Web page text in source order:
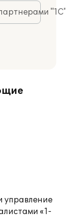
управление
«1-